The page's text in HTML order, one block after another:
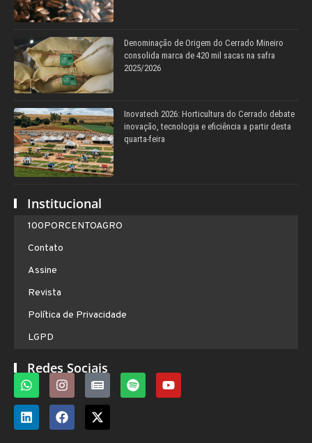
Denominação de Origem do Cerrado Mineiro
consolida marca de 420 mil sacas na safra
2025/2026
Inovatech 2026: Horticultura do Cerrado debate
inovação, tecnologia e eficiência a partir desta
quarta-feira
Institucional
100PORCENTOAGRO
Contato
Assine
Revista
Política de Privacidade
LGPD
Redes Sociais